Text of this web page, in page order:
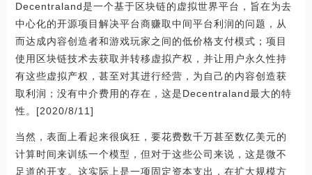
Decentraland是一个基于区块链的虚拟世界平台，旨在为去
中心化的开源项目解决平台商赚取中间平台利润的问题，从
而达成内容创造者和游戏玩家之间的低价格支付模式；项目
使用区块链技术去获取并转移虚拟产权，并让用户永久性持
有这些虚拟产权，甚至对其进行经营，为自己的内容创造获
取利润；没有中介费用的存在，这是Decentraland最大的特
性。[2020/8/11]
当然，表面上看起来很疯狂，要花费数千万甚至数亿美元的
计算时间来训练一个模型，但对于这些公司来说，这是微不
足道的开支。这实际上是一项固定资本支出，在扩大规模方